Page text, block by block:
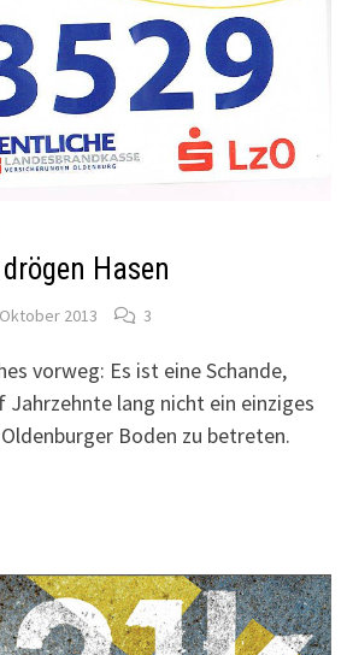
Hasen
2013 3
vorweg: Es ist eine Schande,
lang nicht ein einziges
Boden zu betreten.